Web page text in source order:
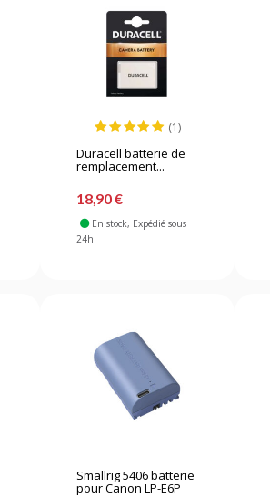
(1)
Duracell batterie de
remplacement...
18,90 €
En stock, Expédié sous
24h
Smallrig 5406 batterie
pour Canon LP-E6P